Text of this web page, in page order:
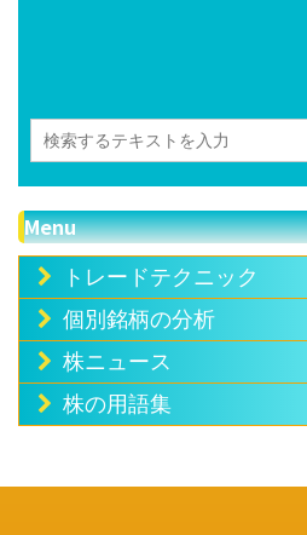
Menu
トレードテクニック
個別銘柄の分析
株ニュース
株の用語集